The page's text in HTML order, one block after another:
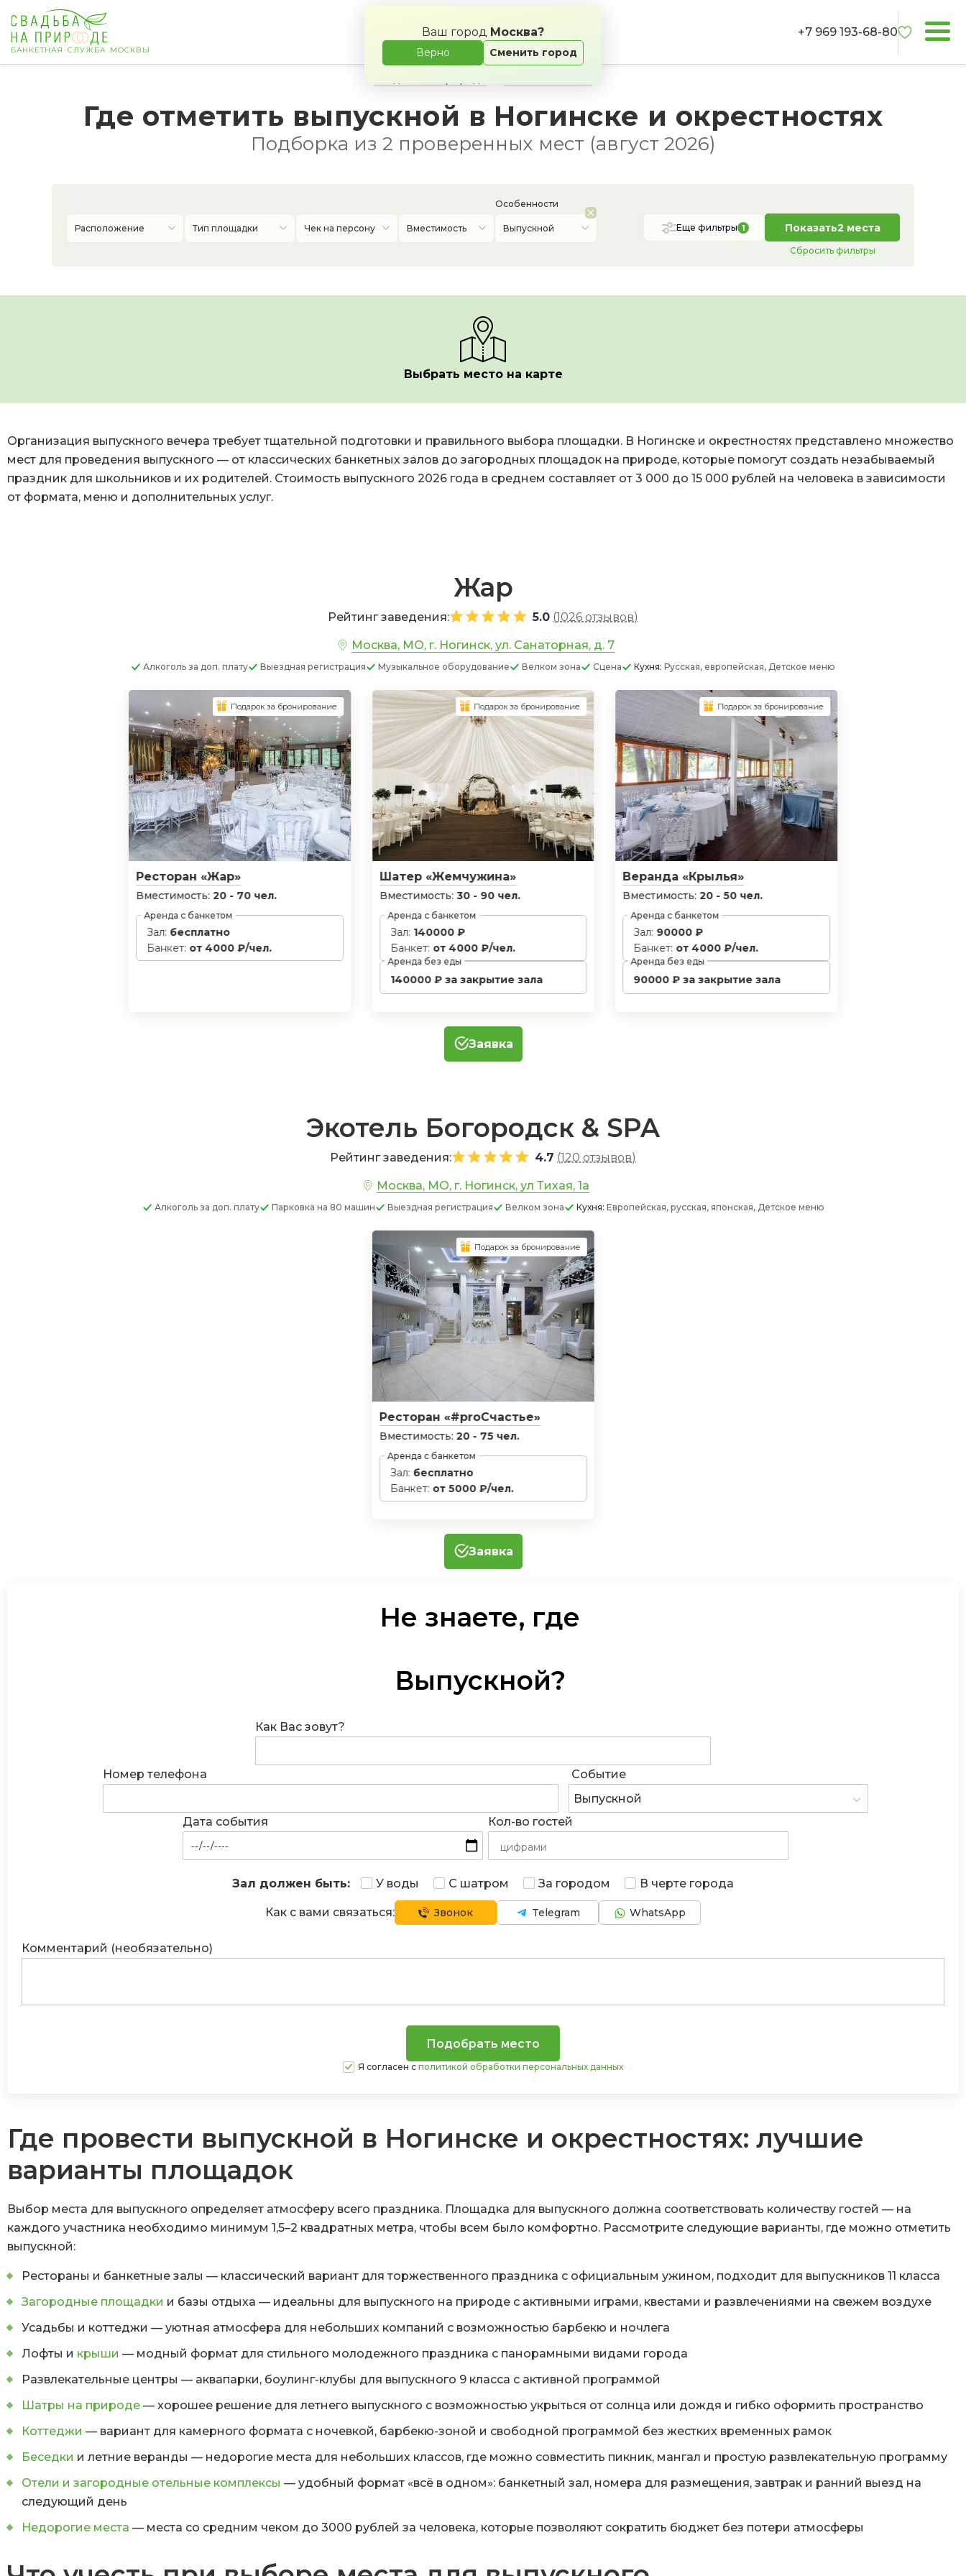
Ваш город Москва?
Верно Сменить город
БАНКЕТНАЯ СЛУЖБА МОСКВЫ
Выпускной
+7 969 193-68-80
Где отметить выпускной в Ногинске и окрестностях
Подборка из 2 проверенных мест (август 2026)
Расположение Тип площадки Чек на персону Вместимость Выпускной
Особенности
Еще фильтры 1 Показать2 места
Сбросить фильтры
Выбрать место на карте
Организация выпускного вечера требует тщательной подготовки и правильного выбора площадки. В Ногинске и окрестностях представлено множество
мест для проведения выпускного — от классических банкетных залов до загородных площадок на природе, которые помогут создать незабываемый
праздник для школьников и их родителей. Стоимость выпускного 2026 года в среднем составляет от 3 000 до 15 000 рублей на человека в зависимости
от формата, меню и дополнительных услуг.
Жар
Рейтинг заведения: 5.0 (1026 отзывов)
Москва, МО, г. Ногинск, ул. Санаторная, д. 7
Алкоголь за доп. плату Выездная регистрация Музыкальное оборудование Велком зона Сцена Кухня: Русская, европейская, Детское меню
Ресторан «Жар»
Вместимость:20 - 70 чел.
Аренда с банкетом
Зал: бесплатно
Банкет: от 4000 ₽/чел.
Подарок за бронирование
Шатер «Жемчужина»
Вместимость: 30 - 90 чел.
Аренда с банкетом
Зал: 140000 ₽
Банкет: от 4000 ₽/чел.
Аренда без еды
140000 ₽ за закрытие зала
Подарок за бронирование
Веранда «Крылья»
Вместимость:20 - 50 чел.
Аренда с банкетом
Зал: 90000 ₽
Банкет: от 4000 ₽/чел.
Аренда без еды
90000 ₽ за закрытие зала
Подарок за бронирование
Заявка
Экотель Богородск & SPA
Рейтинг заведения: 4.7 (120 отзывов)
Москва, МО, г. Ногинск, ул Тихая, 1а
Алкоголь за доп. плату Парковка на 80 машин Выездная регистрация Велком зона Кухня: Европейская, русская, японская, Детское меню
Ресторан «#proСчастье»
Вместимость: 20 - 75 чел.
Аренда с банкетом
Зал: бесплатно
Банкет: от 5000 ₽/чел.
Подарок за бронирование
Заявка
Не знаете, где
Выпускной?
Как Вас зовут?
Номер телефона
Событие
Выпускной
Дата события
Кол-во гостей
Зал должен быть: У воды С шатром За городом В черте города
Как с вами связаться: Звонок WhatsApp
Telegram
Комментарий (необязательно)
Я согласен с политикой обработки персональных данных
Где провести выпускной в Ногинске и окрестностях: лучшие
варианты площадок
Выбор места для выпускного определяет атмосферу всего праздника. Площадка для выпускного должна соответствовать количеству гостей — на
каждого участника необходимо минимум 1,5–2 квадратных метра, чтобы всем было комфортно. Рассмотрите следующие варианты, где можно отметить
выпускной:
Рестораны и банкетные залы — классический вариант для торжественного праздника с официальным ужином, подходит для выпускников 11 класса
Загородные площадки и базы отдыха — идеальны для выпускного на природе с активными играми, квестами и развлечениями на свежем воздухе
Усадьбы и коттеджи — уютная атмосфера для небольших компаний с возможностью барбекю и ночлега
Лофты и крыши — модный формат для стильного молодежного праздника с панорамными видами города
Развлекательные центры — аквапарки, боулинг-клубы для выпускного 9 класса с активной программой
Шатры на природе — хорошее решение для летнего выпускного с возможностью укрыться от солнца или дождя и гибко оформить пространство
Коттеджи — вариант для камерного формата с ночевкой, барбекю-зоной и свободной программой без жестких временных рамок
Беседки и летние веранды — недорогие места для небольших классов, где можно совместить пикник, мангал и простую развлекательную программу
Отели и загородные отельные комплексы — удобный формат «всё в одном»: банкетный зал, номера для размещения, завтрак и ранний выезд на
следующий день
Недорогие места — места со средним чеком до 3000 рублей за человека, которые позволяют сократить бюджет без потери атмосферы